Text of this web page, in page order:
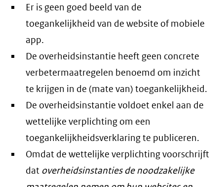
Er is geen goed beeld van de
toegankelijkheid van de website of mobiele
app.
De overheidsinstantie heeft geen concrete
verbetermaatregelen benoemd om inzicht
te krijgen in de (mate van) toegankelijkheid.
De overheidsinstantie voldoet enkel aan de
wettelijke verplichting om een
toegankelijkheidsverklaring te publiceren.
Omdat de wettelijke verplichting voorschrijft
dat overheidsinstanties de noodzakelijke